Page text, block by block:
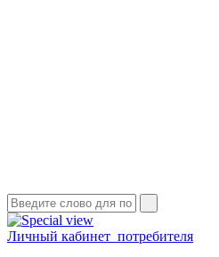
Личный кабинет потребителя